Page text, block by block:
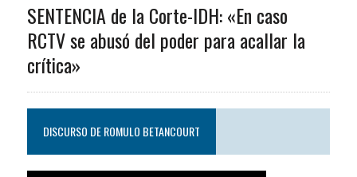
SENTENCIA de la Corte-IDH: «En caso
RCTV se abusó del poder para acallar la
crítica»
DISCURSO DE ROMULO BETANCOURT